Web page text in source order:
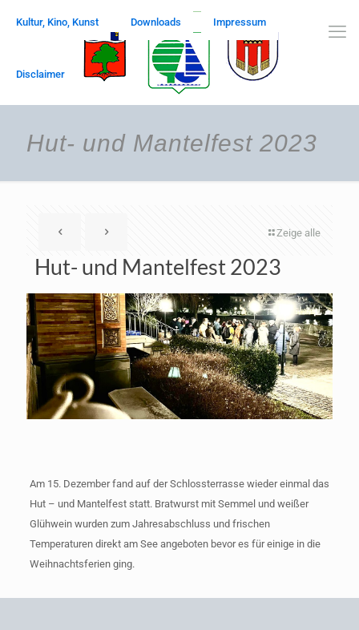
Kultur, Kino, Kunst Downloads Impressum
Disclaimer
Hut- und Mantelfest 2023
Zeige alle
Hut- und Mantelfest 2023
Am 15. Dezember fand auf der Schlossterrasse wieder einmal das
Hut – und Mantelfest statt. Bratwurst mit Semmel und weißer
Glühwein wurden zum Jahresabschluss und frischen
Temperaturen direkt am See angeboten bevor es für einige in die
Weihnachtsferien ging.